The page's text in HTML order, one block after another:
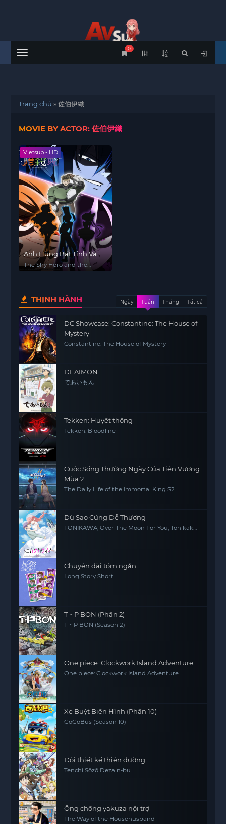
Menu
0
Trang chủ »佐伯伊織
MOVIE BY ACTOR: 佐伯伊織
Vietsub - HD
Anh Hùng Bất Tỉnh Và
Công Chúa Ám Sát
The Shy Hero and the
THỊNH HÀNH Ngày Tuần Tháng Tất cả
DC Showcase: Constantine: The House of
Mystery
Constantine: The House of Mystery
DEAIMON
であいもん
Tekken: Huyết thống
Tekken: Bloodline
Cuộc Sống Thường Ngày Của Tiên Vương
Mùa 2
The Daily Life of the Immortal King S2
Dù Sao Cũng Dễ Thương
TONIKAWA, Over The Moon For You, Tonikaku
Chuyện dài tóm ngắn
Long Story Short
T・P BON (Phần 2)
T・P BON (Season 2)
One piece: Clockwork Island Adventure
One piece: Clockwork Island Adventure
Xe Buýt Biến Hình (Phần 10)
GoGoBus (Season 10)
Đội thiết kế thiên đường
Tenchi Sōzō Dezain-bu
Ông chồng yakuza nội trợ
The Way of the Househusband